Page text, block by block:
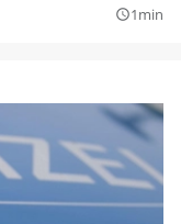
query_builder1min